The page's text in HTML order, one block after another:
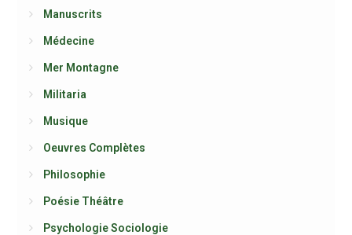
Manuscrits
Médecine
Mer Montagne
Militaria
Musique
Oeuvres Complètes
Philosophie
Poésie Théâtre
Psychologie Sociologie